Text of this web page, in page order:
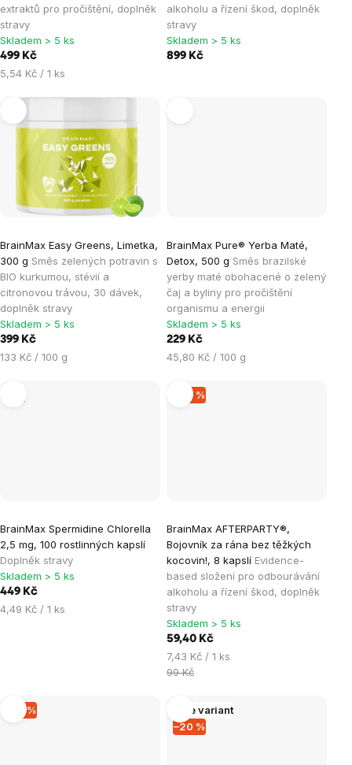
extraktů pro pročištění, doplněk
stravy
Skladem > 5 ks
499 Kč
Měrná
5,54 Kč / 1 ks
alkoholu a řízení škod, doplněk
stravy
Skladem > 5 ks
899 Kč
BrainMax Easy Greens, Limetka,
300 g Směs zelených potravin s
BIO kurkumou, stévií a
citronovou trávou, 30 dávek,
doplněk stravy
Skladem > 5 ks
399 Kč
Měrná
133 Kč / 100 g
BrainMax Pure® Yerba Maté,
Detox, 500 g Směs brazilské
yerby maté obohacené o zelený
čaj a byliny pro pročištění
organismu a energii
Skladem > 5 ks
229 Kč
Měrná
45,80 Kč / 100 g
BrainMax Spermidine Chlorella
2,5 mg, 100 rostlinných kapslí
Doplněk stravy
Skladem > 5 ks
449 Kč
Měrná
4,49 Kč / 1 ks
–40 %
BrainMax AFTERPARTY®,
Bojovník za rána bez těžkých
kocovin!, 8 kapslí Evidence-
based složení pro odbourávání
alkoholu a řízení škod, doplněk
stravy
Skladem > 5 ks
59,40 Kč
Měrná
cena:
7,43 Kč / 1 ks
99 Kč
–12 %
–20 %
Více variant